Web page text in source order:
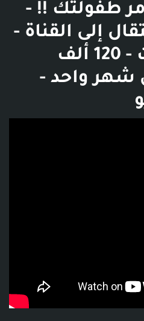
طفولتك !! -
إلى القناة -
مستر شوكليت - 120 ألف
شهر واحد -